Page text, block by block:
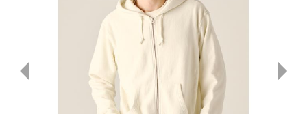
TOPS : トップス
T-SHIRT : Tシャツ
KNIT : ニット
SHIRT : シャツ